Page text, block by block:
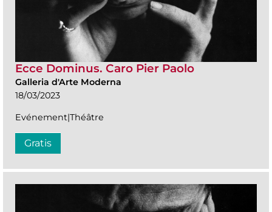
Ecce Dominus. Caro Pier Paolo
Galleria d'Arte Moderna
18/03/2023
Evénement|Théâtre
Gratis